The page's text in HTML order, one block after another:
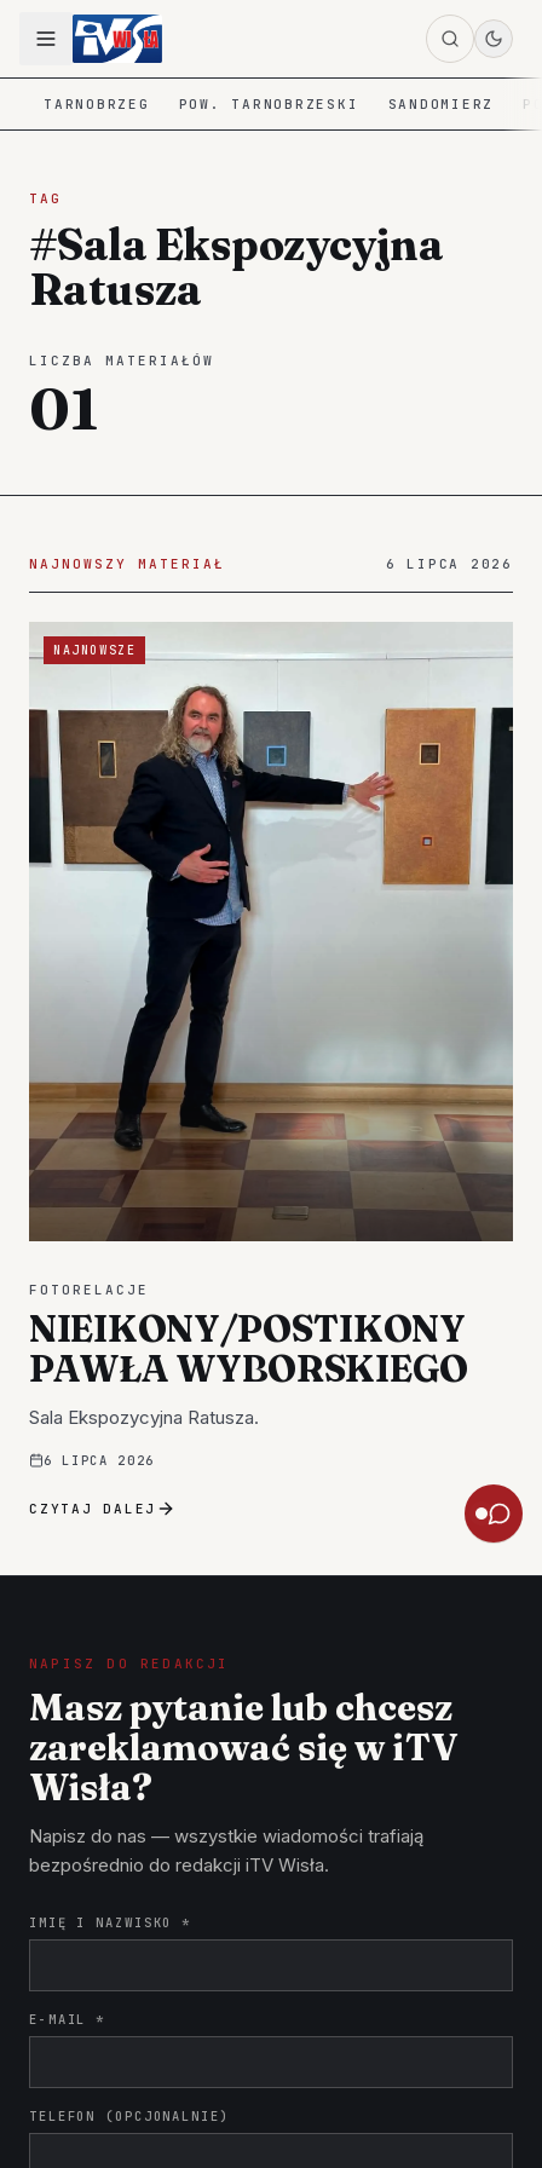
TARNOBRZEG POW. TARNOBRZESKI SANDOMIERZ
TAG
#Sala Ekspozycyjna
Ratusza
LICZBA MATERIAŁÓW
01
NAJNOWSZY MATERIAŁ 6 LIPCA 2026
NAJNOWSZE
FOTORELACJE
NIEIKONY/POSTIKONY
PAWŁA WYBORSKIEGO
Sala Ekspozycyjna Ratusza.
6 LIPCA 2026
CZYTAJ DALEJ
NAPISZ DO REDAKCJI
Masz pytanie lub chcesz
zareklamować się w iTV
Wisła?
Napisz do nas — wszystkie wiadomości trafiają
bezpośrednio do redakcji iTV Wisła.
IMIĘ I NAZWISKO *
E-MAIL *
TELEFON (OPCJONALNIE)